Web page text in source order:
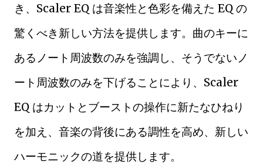
き、Scaler EQ は音楽性と色彩を備えた EQ の
驚くべき新しい方法を提供します。曲のキーに
あるノート周波数のみを強調し、そうでないノ
ート周波数のみを下げることにより、Scaler
EQ はカットとブーストの操作に新たなひねり
を加え、音楽の背後にある調性を高め、新しい
ハーモニックの道を提供します。